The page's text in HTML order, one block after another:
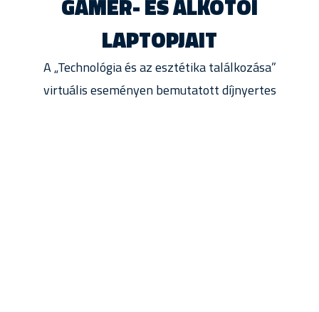
GAMER- ÉS ALKOTÓI
LAPTOPJAIT
A „Technológia és az esztétika találkozása”
virtuális eseményen bemutatott díjnyertes